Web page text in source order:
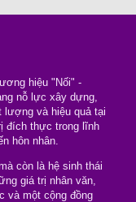
hiệu "Nối" -
nỗ lực xây dựng,
lượng và hiệu quả tại
đích thực trong lĩnh
hôn nhân.
còn là hệ sinh thái
giá trị nhân văn,
và một cộng đồng